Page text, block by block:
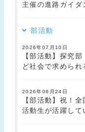
主催の進路ガイダ
部活動
2026年07月10日
【部活動】探究
ど社会で求めら
2026年06月24日
【部活動】祝！
活動生が活躍して